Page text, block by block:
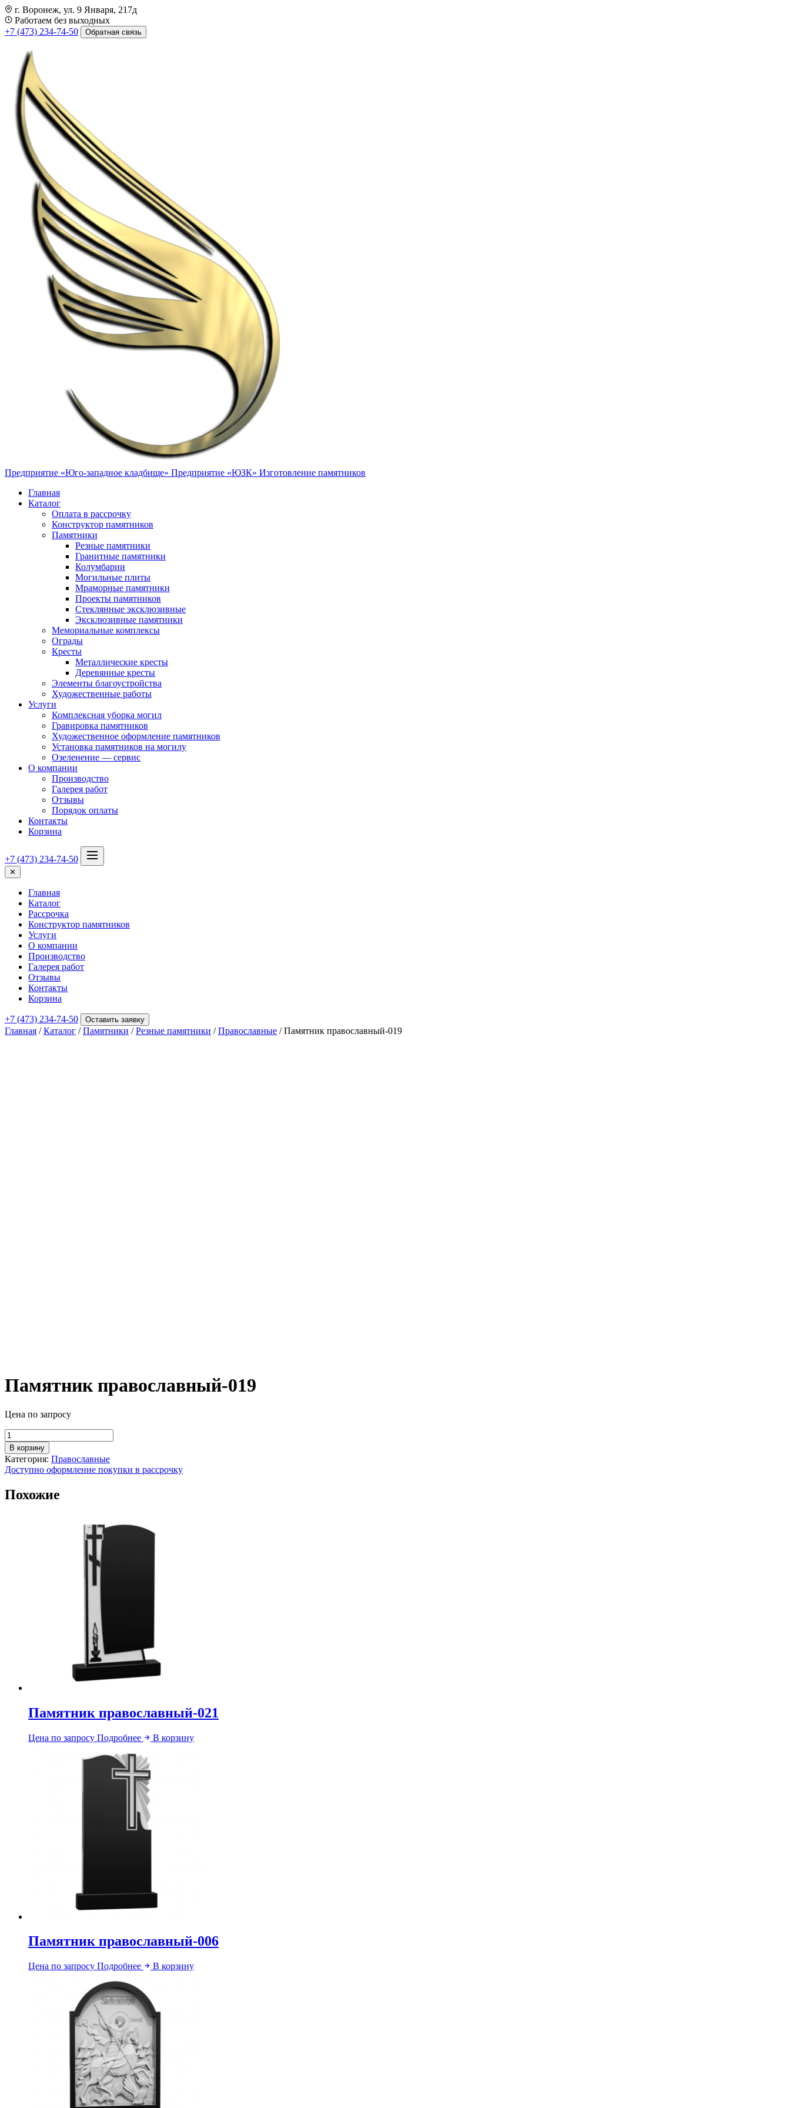
г. Воронеж, ул. 9 Января, 217д
Работаем без выходных
+7 (473) 234-74-50
Обратная связь
Предприятие «Юго-западное кладбище» Предприятие «ЮЗК» Изготовление памятников
Главная
Каталог
Оплата в рассрочку
Конструктор памятников
Памятники
Резные памятники
Гранитные памятники
Колумбарии
Могильные плиты
Мраморные памятники
Проекты памятников
Стеклянные эксклюзивные
Эксклюзивные памятники
Мемориальные комплексы
Ограды
Кресты
Металлические кресты
Деревянные кресты
Элементы благоустройства
Художественные работы
Услуги
Комплексная уборка могил
Гравировка памятников
Художественное оформление памятников
Установка памятников на могилу
Озеленение — сервис
О компании
Производство
Галерея работ
Отзывы
Порядок оплаты
Контакты
Корзина
+7 (473) 234-74-50
✕
Главная
Каталог
Рассрочка
Конструктор памятников
Услуги
О компании
Производство
Галерея работ
Отзывы
Контакты
Корзина
+7 (473) 234-74-50 Оставить заявку
Главная /Каталог /Памятники /Резные памятники /Православные / Памятник православный-019
Памятник православный-019
Цена по запросу
Количество
товара
Памятник
православный-019
В корзину
Категория: Православные
Доступно оформление покупки в рассрочку
Похожие
Памятник православный-021
Цена по запросу Подробнее В корзину
Памятник православный-006
Цена по запросу Подробнее В корзину